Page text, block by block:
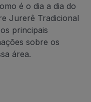
é o dia a dia do
Jurerê Tradicional
principais
sobre os
área.